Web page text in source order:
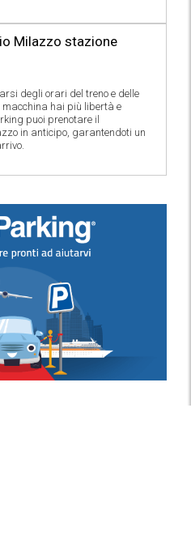
Milazzo stazione
degli orari del treno e delle
hai più libertà e
puoi prenotare il
in anticipo, garantendoti un